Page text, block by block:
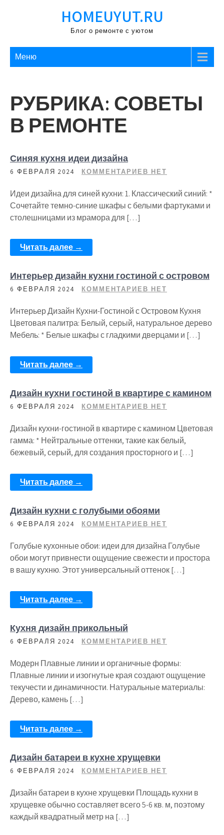
HOMEUYUT.RU
Блог о ремонте с уютом
Меню
РУБРИКА: СОВЕТЫ
В РЕМОНТЕ
Синяя кухня идеи дизайна
6 ФЕВРАЛЯ 2024 КОММЕНТАРИЕВ НЕТ
Идеи дизайна для синей кухни: 1. Классический синий: *
Сочетайте темно-синие шкафы с белыми фартуками и
столешницами из мрамора для […]
Читать далее →
Интерьер дизайн кухни гостиной с островом
6 ФЕВРАЛЯ 2024 КОММЕНТАРИЕВ НЕТ
Интерьер Дизайн Кухни-Гостиной с Островом Кухня
Цветовая палитра: Белый, серый, натуральное дерево
Мебель: * Белые шкафы с гладкими дверцами и […]
Читать далее →
Дизайн кухни гостиной в квартире с камином
6 ФЕВРАЛЯ 2024 КОММЕНТАРИЕВ НЕТ
Дизайн кухни-гостиной в квартире с камином Цветовая
гамма: * Нейтральные оттенки, такие как белый,
бежевый, серый, для создания просторного и […]
Читать далее →
Дизайн кухни с голубыми обоями
6 ФЕВРАЛЯ 2024 КОММЕНТАРИЕВ НЕТ
Голубые кухонные обои: идеи для дизайна Голубые
обои могут привнести ощущение свежести и простора
в вашу кухню. Этот универсальный оттенок […]
Читать далее →
Кухня дизайн прикольный
6 ФЕВРАЛЯ 2024 КОММЕНТАРИЕВ НЕТ
Модерн Плавные линии и органичные формы:
Плавные линии и изогнутые края создают ощущение
текучести и динамичности. Натуральные материалы:
Дерево, камень […]
Читать далее →
Дизайн батареи в кухне хрущевки
6 ФЕВРАЛЯ 2024 КОММЕНТАРИЕВ НЕТ
Дизайн батареи в кухне хрущевки Площадь кухни в
хрущевке обычно составляет всего 5-6 кв. м, поэтому
каждый квадратный метр на […]